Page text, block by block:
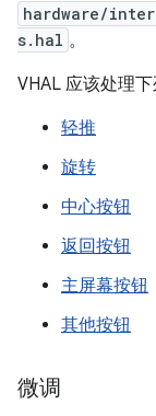
hardware/
s.hal 。
VHAL 应该处理下
轻推
旋转
中心按钮
返回按钮
主屏幕按钮
其他按钮
微调